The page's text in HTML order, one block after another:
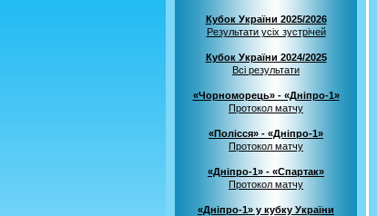
Кубок України 2025/2026
Результати усіх зустрічей
Кубок України 2024/2025
Всі результати
«Чорноморець» - «Дніпро-1»
Протокол матчу
«Полісся» - «Дніпро-1»
Протокол матчу
«Дніпро-1» - «Спартак»
Протокол матчу
«Дніпро-1» у кубку України